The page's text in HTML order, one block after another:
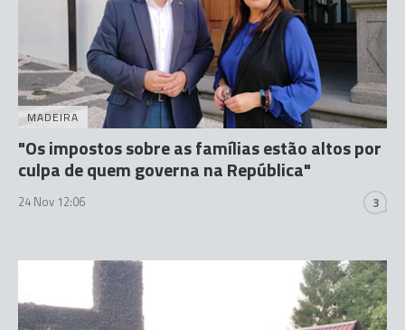
MADEIRA
"Os impostos sobre as famílias estão altos por
culpa de quem governa na República"
24 Nov 12:06 3